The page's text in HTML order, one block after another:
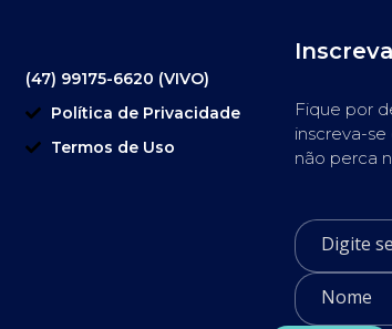
(47) 99175-6620 (VIVO)
Política de Privacidade
Termos de Uso
Fique por
inscreva-
não perca